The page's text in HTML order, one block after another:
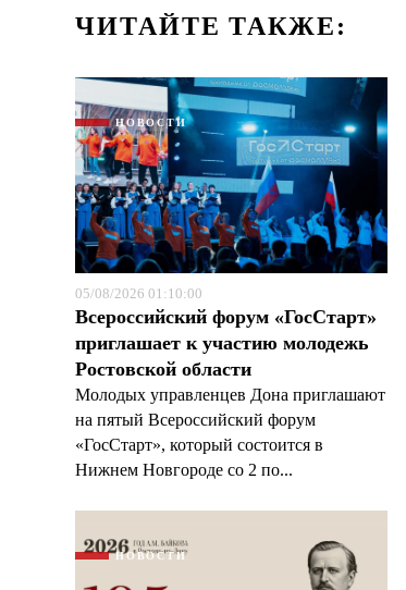
ЧИТАЙТЕ ТАКЖЕ:
НОВОСТИ
05/08/2026 01:10:00
Всероссийский форум «ГосСтарт»
приглашает к участию молодежь
Ростовской области
Молодых управленцев Дона приглашают
на пятый Всероссийский форум
«ГосСтарт», который состоится в
Нижнем Новгороде со 2 по...
НОВОСТИ